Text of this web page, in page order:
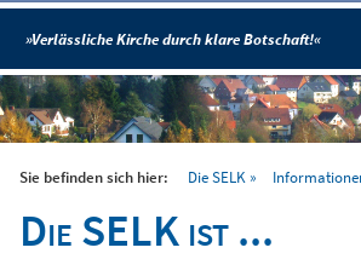
»Verlässliche Kirche durch klare Botschaft!«
Sie befinden sich hier: Die SELK
Die SELK ist ...